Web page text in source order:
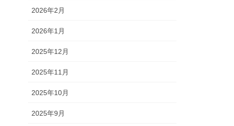
2026年2月
2026年1月
2025年12月
2025年11月
2025年10月
2025年9月